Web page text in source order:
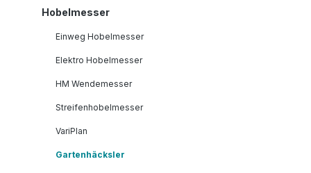
Hobelmesser
Einweg Hobelmesser
Elektro Hobelmesser
HM Wendemesser
Streifenhobelmesser
VariPlan
Gartenhäcksler